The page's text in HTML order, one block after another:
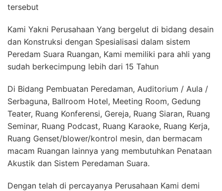
tersebut
Kami Yakni Perusahaan Yang bergelut di bidang desain
dan Konstruksi dengan Spesialisasi dalam sistem
Peredam Suara Ruangan, Kami memiliki para ahli yang
sudah berkecimpung lebih dari 15 Tahun
Di Bidang Pembuatan Peredaman, Auditorium / Aula /
Serbaguna, Ballroom Hotel, Meeting Room, Gedung
Teater, Ruang Konferensi, Gereja, Ruang Siaran, Ruang
Seminar, Ruang Podcast, Ruang Karaoke, Ruang Kerja,
Ruang Genset/blower/kontrol mesin, dan bermacam
macam Ruangan lainnya yang membutuhkan Penataan
Akustik dan Sistem Peredaman Suara.
Dengan telah di percayanya Perusahaan Kami demi